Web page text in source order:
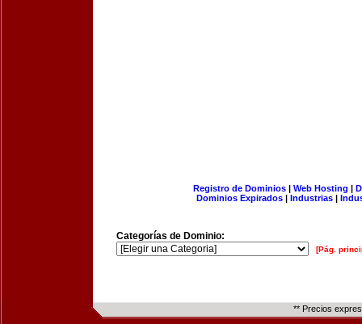
Registro de Dominios| Web Hosting |
Dominios Expirados | Industrias |
Categorías de Dominio:
[Pág.
** Precios